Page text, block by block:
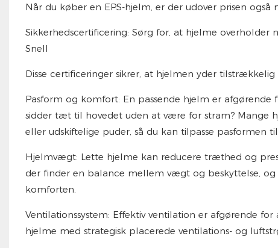
Når du køber en EPS-hjelm, er der udover prisen også
Sikkerhedscertificering: Sørg for, at hjelme overholder
Snell
Disse certificeringer sikrer, at hjelmen yder
Pasform og komfort: En passende hjelm er
sidder tæt til hovedet uden at være for stram? Mange
eller udskiftelige puder, så du kan tilpasse pasformen
Hjelmvægt: Lette hjelme kan reducere træthed og
der finder en balance mellem vægt og beskyttelse,
komforten.
Ventilationssystem: Effektiv ventilation er afgørende
hjelme med strategisk placerede ventilations- og